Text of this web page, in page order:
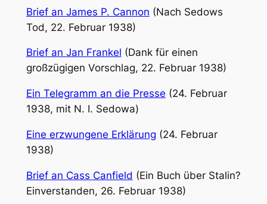
Brief an James P. Cannon (Nach Sedows
Tod, 22. Februar 1938)
Brief an Jan Frankel (Dank für einen
großzügigen Vorschlag, 22. Februar 1938)
Ein Telegramm an die Presse (24. Februar
1938, mit N. I. Sedowa)
Eine erzwungene Erklärung (24. Februar
1938)
Brief an Cass Canfield (Ein Buch über Stalin?
Einverstanden, 26. Februar 1938)